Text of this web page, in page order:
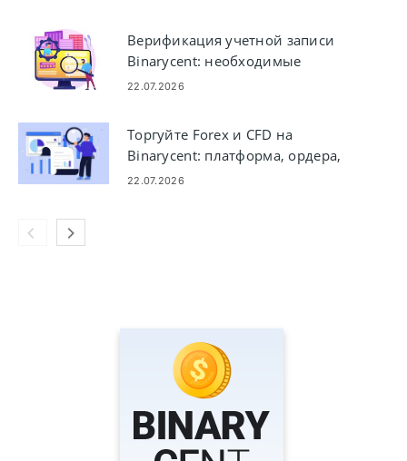
Верификация учетной записи
Binarycent: необходимые
документы и шаги
22.07.2026
Торгуйте Forex и CFD на
Binarycent: платформа, ордера,
управление рисками
22.07.2026